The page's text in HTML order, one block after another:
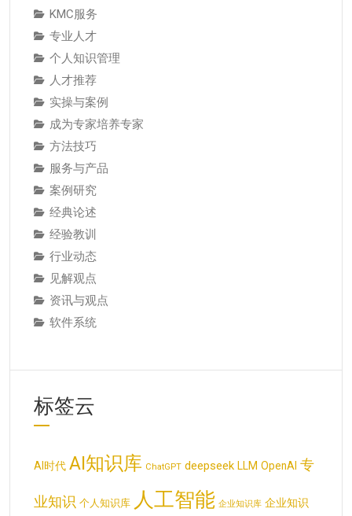
KMC服务
专业人才
个人知识管理
人才推荐
实操与案例
成为专家培养专家
方法技巧
服务与产品
案例研究
经典论述
经验教训
行业动态
见解观点
资讯与观点
软件系统
标签云
AI时代 AI知识库 ChatGPT deepseek LLM OpenAI 专
业知识 个人知识库 人工智能 企业知识库 企业知识